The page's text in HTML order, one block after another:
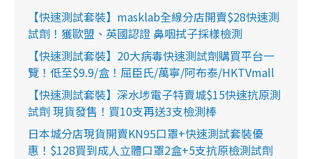
【快速測試套裝】masklab全線分店開賣$28快速測
試劑！獲歐盟、英國認證 鼻咽拭子採樣檢測
【快速測試套裝】20大病毒快速測試劑購買平台一
覽！低至$9.9/盒！屈臣氏/萬寧/阿布泰/HKTVmall
【快速測試套裝】深水埗電子特賣城$15快速抗原測
試劑 現貨發售！買10支再送3支檢測棒
日本城分店現貨開賣KN95口罩+快速測試套裝優
惠！$128買到成人立體口罩2盒+5支抗原檢測試劑